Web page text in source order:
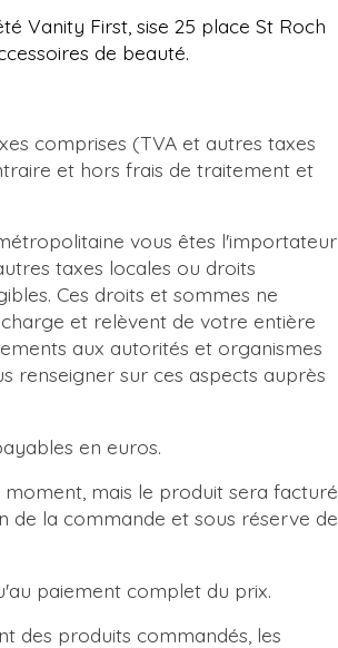
Vanity First, sise 25 place St Roch
de beauté.
comprises (TVA et autres taxes
et hors frais de traitement et
vous êtes l'importateur
taxes locales ou droits
Ces droits et sommes ne
et relèvent de votre entière
aux autorités et organismes
renseigner sur ces aspects auprès
en euros.
mais le produit sera facturé
de la commande et sous réserve de
paiement complet du prix.
des produits commandés, les